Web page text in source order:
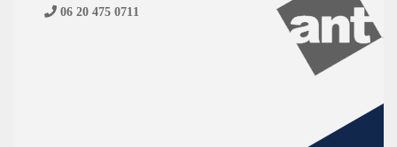
06 20 475 0711